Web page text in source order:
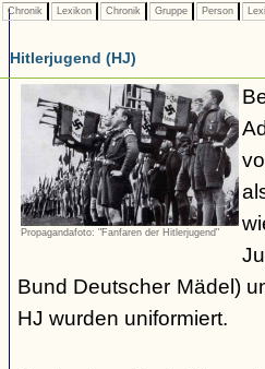
Chronik Lexikon Chronik Gruppe Person
Hitlerjugend (HJ)
Propagandafoto: "Fanfaren der Hitlerjugend"
Bund Deutscher Mädel)
HJ wurden uniformiert.